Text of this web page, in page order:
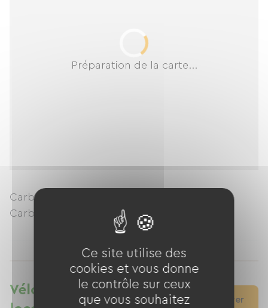
Préparation de la carte...
Carbonne Sport Cycle : Louer un vélo à
Carbonne
Haute Garonne
Vélos et accessoires à la
Réserver
Ce site utilise des
cookies et vous donne
le contrôle sur ceux
que vous souhaitez